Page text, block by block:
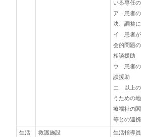
いる専任
ア 患者の
決、調整
イ 患者が
会的問題
相談援助
ウ 患者の
談援助
エ 以上の
うための
療福祉の
等との連
生活
救護施設 生活指導員